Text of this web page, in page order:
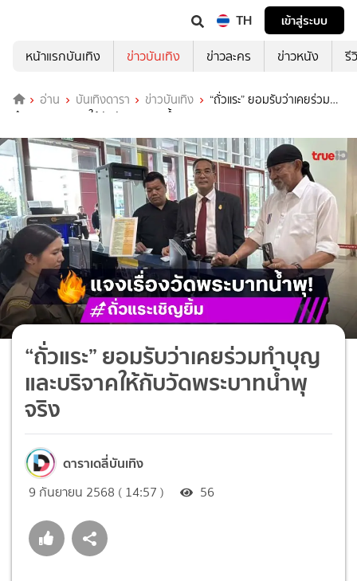
TH
เข้าสู่ระบบ
หน้าแรกบันเทิง
ข่าวบันเทิง ข่าวละคร ข่าวหนัง รี
อ่าน บันเทิงดารา ข่าวบันเทิง
“ถั่วแระ” ยอมรับว่าเคยร่วม
ทำบุญและบริจาคให้กับวัดพระบาทน้ำพุจริง
“ถั่วแระ” ยอมรับว่าเคยร่วมทำบุญ
และบริจาคให้กับวัดพระบาทน้ำพุ
จริง
ดาราเดลี่บันเทิง
9 กันยายน 2568 ( 14:57 ) 56